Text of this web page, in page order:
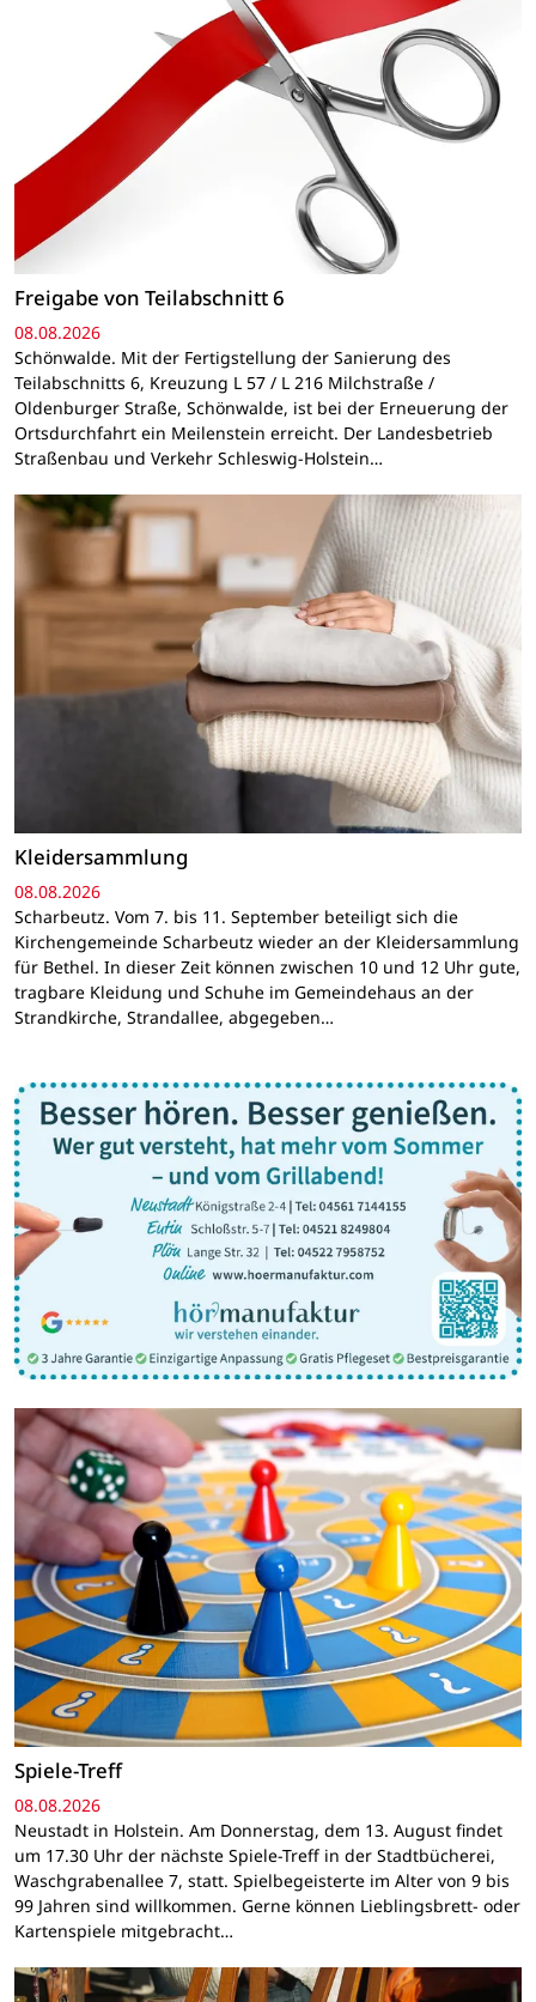
Freigabe von Teilabschnitt 6
08.08.2026
Schönwalde. Mit der Fertigstellung der Sanierung des
Teilabschnitts 6, Kreuzung L 57 / L 216 Milchstraße /
Oldenburger Straße, Schönwalde, ist bei der Erneuerung der
Ortsdurchfahrt ein Meilenstein erreicht. Der Landesbetrieb
Straßenbau und Verkehr Schleswig-Holstein…
Kleidersammlung
08.08.2026
Scharbeutz. Vom 7. bis 11. September beteiligt sich die
Kirchengemeinde Scharbeutz wieder an der Kleidersammlung
für Bethel. In dieser Zeit können zwischen 10 und 12 Uhr gute,
tragbare Kleidung und Schuhe im Gemeindehaus an der
Strandkirche, Strandallee, abgegeben…
Spiele-Treff
08.08.2026
Neustadt in Holstein. Am Donnerstag, dem 13. August findet
um 17.30 Uhr der nächste Spiele-Treff in der Stadtbücherei,
Waschgrabenallee 7, statt. Spielbegeisterte im Alter von 9 bis
99 Jahren sind willkommen. Gerne können Lieblingsbrett- oder
Kartenspiele mitgebracht…